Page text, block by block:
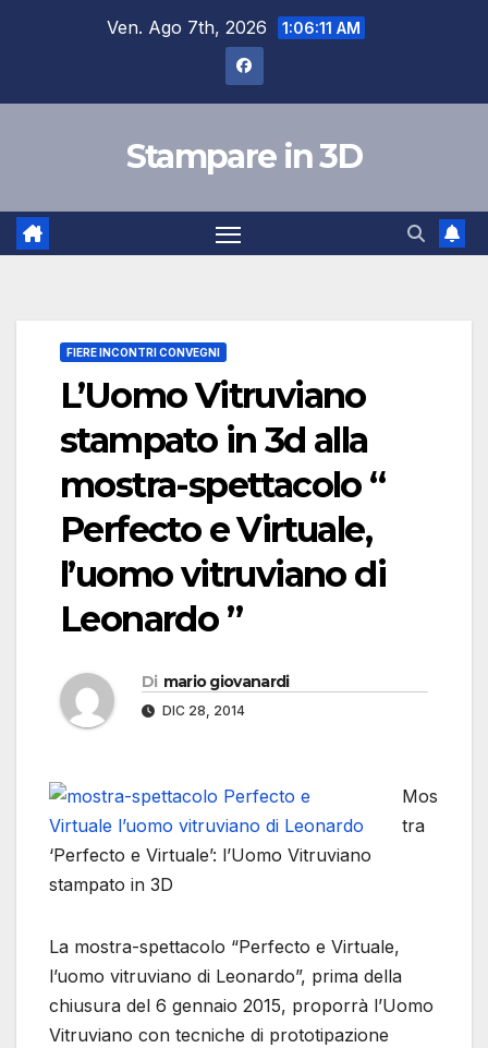
Ven. Ago 7th, 2026 1:06:12 AM
Stampare in 3D
FIERE INCONTRI CONVEGNI
L’Uomo Vitruviano
stampato in 3d alla
mostra-spettacolo “
Perfecto e Virtuale,
l’uomo vitruviano di
Leonardo ”
Di mario giovanardi
DIC 28, 2014
Mos
tra
‘Perfecto e Virtuale’: l’Uomo Vitruviano
stampato in 3D
La mostra-spettacolo “Perfecto e Virtuale,
l’uomo vitruviano di Leonardo”, prima della
chiusura del 6 gennaio 2015, proporrà l’Uomo
Vitruviano con tecniche di prototipazione